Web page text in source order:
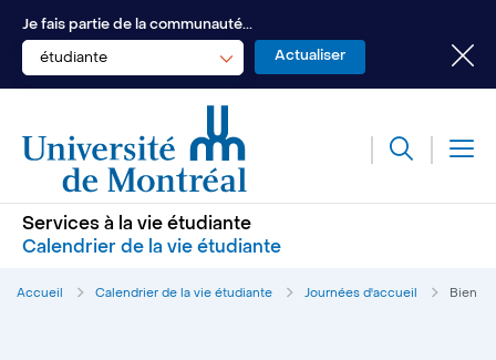
Je fais partie de la communauté...
étudiante
Services à la vie étudiante
Calendrier de la vie étudiante
Accueil Calendrier de la vie étudiante Journées d'accueil Bien